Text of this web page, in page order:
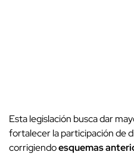
Esta legislación busca dar
fortalecer la participación de
corrigiendoesquemas